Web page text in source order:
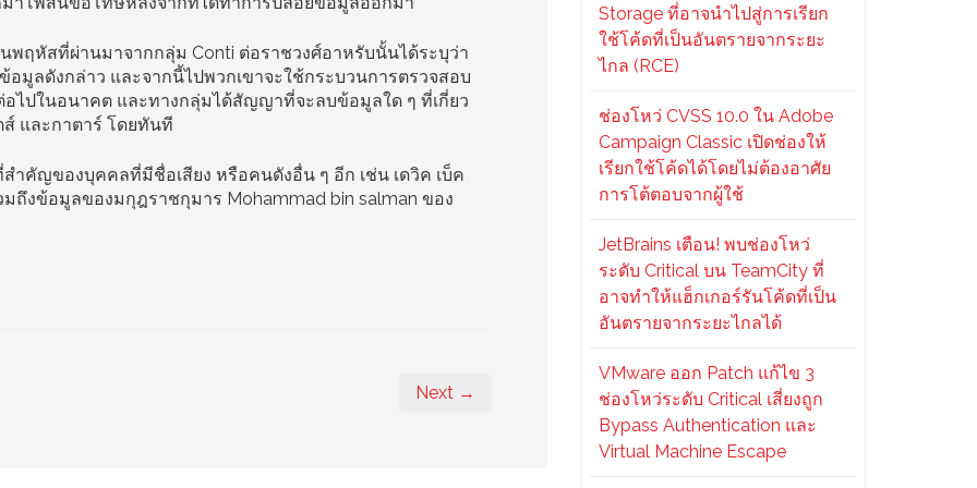
พฤหัสที่ผ่านมาจากกลุ่ม Conti ต่อราชวงศ์อาหรับนั้นได้ระบุว่า
อมูลดังกล่าว และจากนี้ไปพวกเขาจะใช้กระบวนการตรวจสอบ
ไปในอนาคต และทางกลุ่มได้สัญญาที่จะลบข้อมูลใด ๆ ที่เกี่ยว
ส์ และกาตาร์ โดยทันที
คัญของบุคคลที่มีชื่อเสียง หรือคนดังอื่น ๆ อีก เช่น เดวิค เบ็ค
ถึงข้อมูลของมกุฎราชกุมาร Mohammad bin salman ของ
Next →
Storage ที่อาจนำไปสู่การเรียก
ใช้โค้ดที่เป็นอันตรายจากระยะ
ไกล (RCE)
ช่องโหว่ CVSS 10.0 ใน Adobe
Campaign Classic เปิดช่องให้
เรียกใช้โค้ดได้โดยไม่ต้องอาศัย
การโต้ตอบจากผู้ใช้
JetBrains เตือน! พบช่องโหว่
ระดับ Critical บน TeamCity ที่
อาจทำให้แฮ็กเกอร์รันโค้ดที่เป็น
อันตรายจากระยะไกลได้
VMware ออก Patch แก้ไข 3
ช่องโหว่ระดับ Critical เสี่ยงถูก
Bypass Authentication และ
Virtual Machine Escape